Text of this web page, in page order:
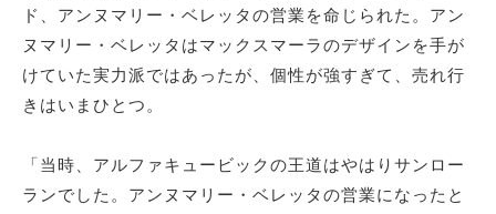
ド、アンヌマリー・ベレッタの営業を命じられた。アン
ヌマリー・ベレッタはマックスマーラのデザインを手が
けていた実力派ではあったが、個性が強すぎて、売れ行
きはいまひとつ。
「当時、アルファキュービックの王道はやはりサンロー
ランでした。アンヌマリー・ベレッタの営業になったと